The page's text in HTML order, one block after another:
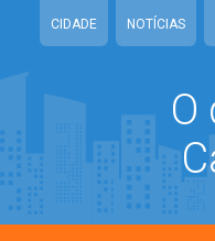
CIDADE NOTÍCIAS
O